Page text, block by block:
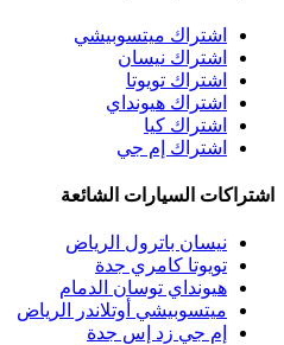
اشتراك ميتسوبيشي
اشتراك نيسان
اشتراك تويوتا
اشتراك هيونداي
اشتراك كيا
اشتراك إم جي
اشتراكات السيارات الشائعة
نيسان باترول الرياض
تويوتا كامري جدة
هيونداي توسان الدمام
ميتسوبيشي أوتلاندر الرياض
إم جي زد إس جدة